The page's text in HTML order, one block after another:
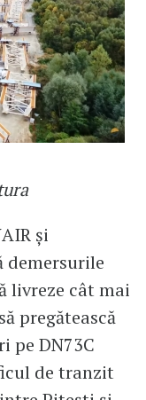
și
demersurile
livreze cât mai
pregătească
pe DN73C
de tranzit